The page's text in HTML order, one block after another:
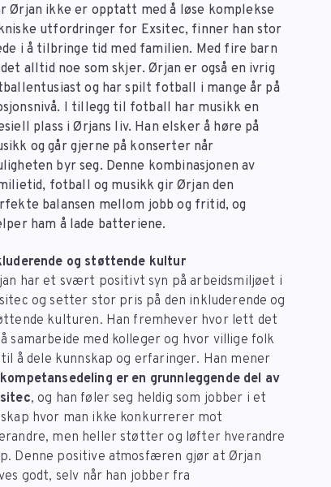
Ørjan ikke er opptatt med å løse komplekse
utfordringer for Exsitec, finner han stor
i å tilbringe tid med familien. Med fire barn
alltid noe som skjer. Ørjan er også en ivrig
og har spilt fotball i mange år på
I tillegg til fotball har musikk en
plass i Ørjans liv. Han elsker å høre på
og går gjerne på konserter når
byr seg. Denne kombinasjonen av
fotball og musikk gir Ørjan den
balansen mellom jobb og fritid, og
ham å lade batteriene.
og støttende kultur
har et svært positivt syn på arbeidsmiljøet i
og setter stor pris på den inkluderende og
kulturen. Han fremhever hvor lett det
samarbeide med kolleger og hvor villige folk
å dele kunnskap og erfaringer. Han mener
kompetansedeling er en grunnleggende del av
, og han føler seg heldig som jobber i et
hvor man ikke konkurrerer mot
men heller støtter og løfter hverandre
Denne positive atmosfæren gjør at Ørjan
godt, selv når han jobber fra